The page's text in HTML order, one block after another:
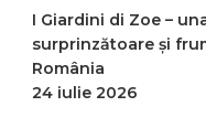
I Giardini di Zoe –
surprinzătoare și
România
24 iulie 2026